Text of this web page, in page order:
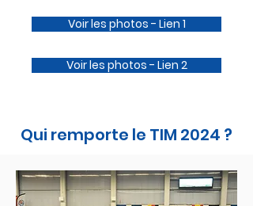
Voir les photos - Lien 1
Voir les photos - Lien 2
Qui remporte le TIM 2024 ?